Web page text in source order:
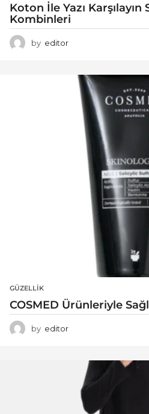
Koton İle Yazı
Kombinleri
by editor
GÜZELLIK
COSMED Ürünleriyle
by editor